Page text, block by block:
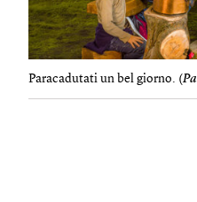
Paracadutati un bel giorno. (